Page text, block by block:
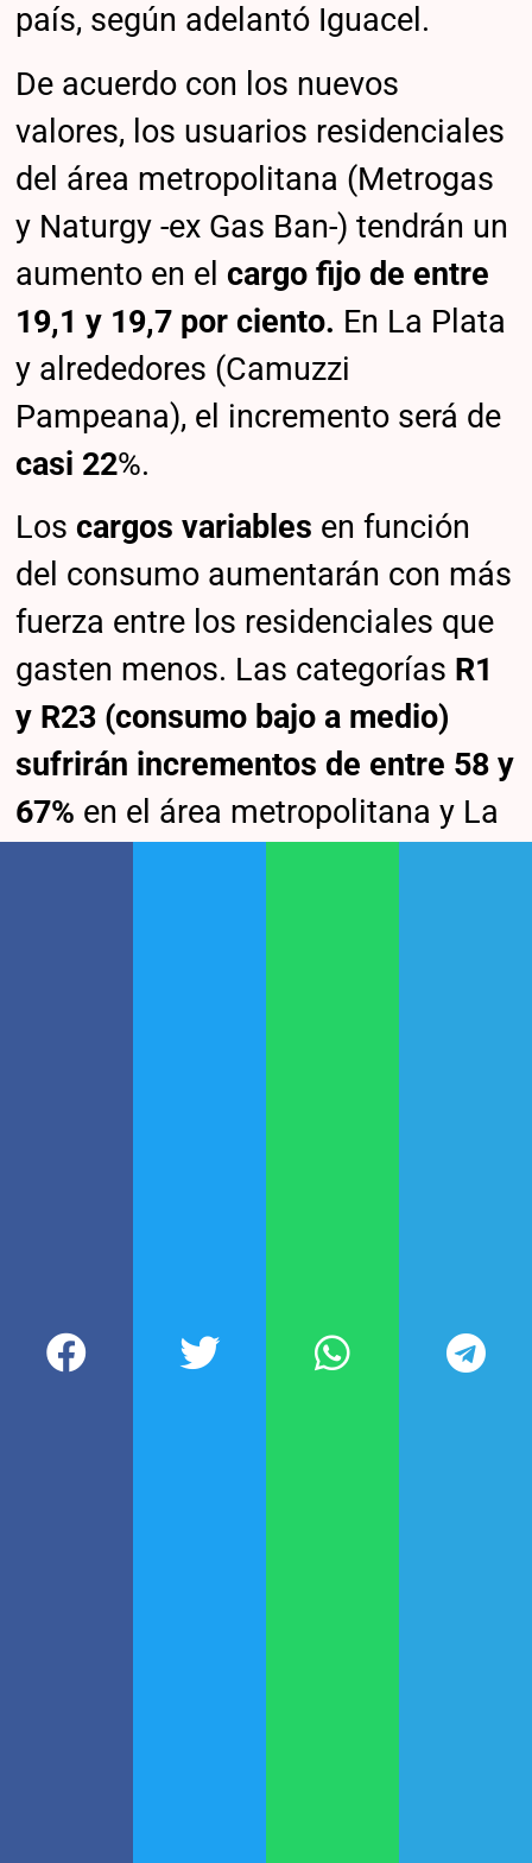
país, según adelantó Iguacel.
De acuerdo con los nuevos
valores, los usuarios residenciales
del área metropolitana (Metrogas
y Naturgy -ex Gas Ban-) tendrán un
aumento en elcargo fijo de entre
19,1 y 19,7 por ciento. En La Plata
y alrededores (Camuzzi
Pampeana), el incremento será de
casi 22%.
Loscargos variables en función
del consumo aumentarán con más
fuerza entre los residenciales que
gasten menos. Las categorías R1
y R23 (consumo bajo a medio)
sufrirán incrementos de entre 58 y
67% en el área metropolitana y La
extras se pagarán al 100 por